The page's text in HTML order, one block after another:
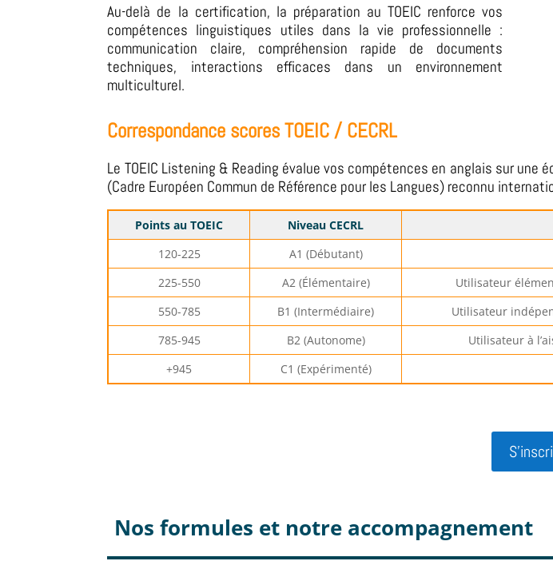
Au-delà de la certification, la préparation au TOEIC renforce vos
compétences linguistiques utiles dans la vie professionnelle :
communication claire, compréhension rapide de documents
techniques, interactions efficaces dans un environnement
multiculturel.
Correspondance scores TOEIC / CECRL
Le TOEIC Listening & Reading évalue vos compétences en anglais sur une
(Cadre Européen Commun de Référence pour les Langues) reconnu
Points au TOEIC Niveau CECRL
120-225
A1 (Débutant)
225-550
A2 (Élémentaire)
Utilisateur
550-785
B1 (Intermédiaire)
Utilisateur
785-945
B2 (Autonome)
Utilisateur à
+945
C1 (Expérimenté)
Nos formules et notre accompagnement